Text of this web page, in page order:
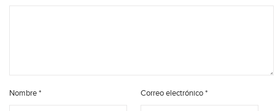
Nombre* Correo electrónico*